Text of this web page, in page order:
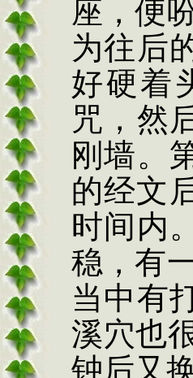
座，便
为往后
好硬着
咒，然
刚墙。
的经文
时间内
稳，有
当中有
溪穴也
钟后又